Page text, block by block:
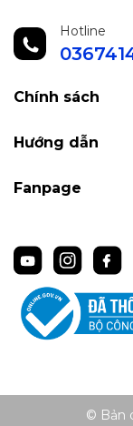
Hotline
Chính sách
Hướng dẫn
Fanpage
© Bản